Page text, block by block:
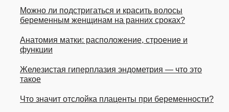
Можно ли подстригаться и красить волосы
беременным женщинам на ранних сроках?
Анатомия матки: расположение, строение и
функции
Железистая гиперплазия эндометрия — что это
такое
Что значит отслойка плаценты при беременности?